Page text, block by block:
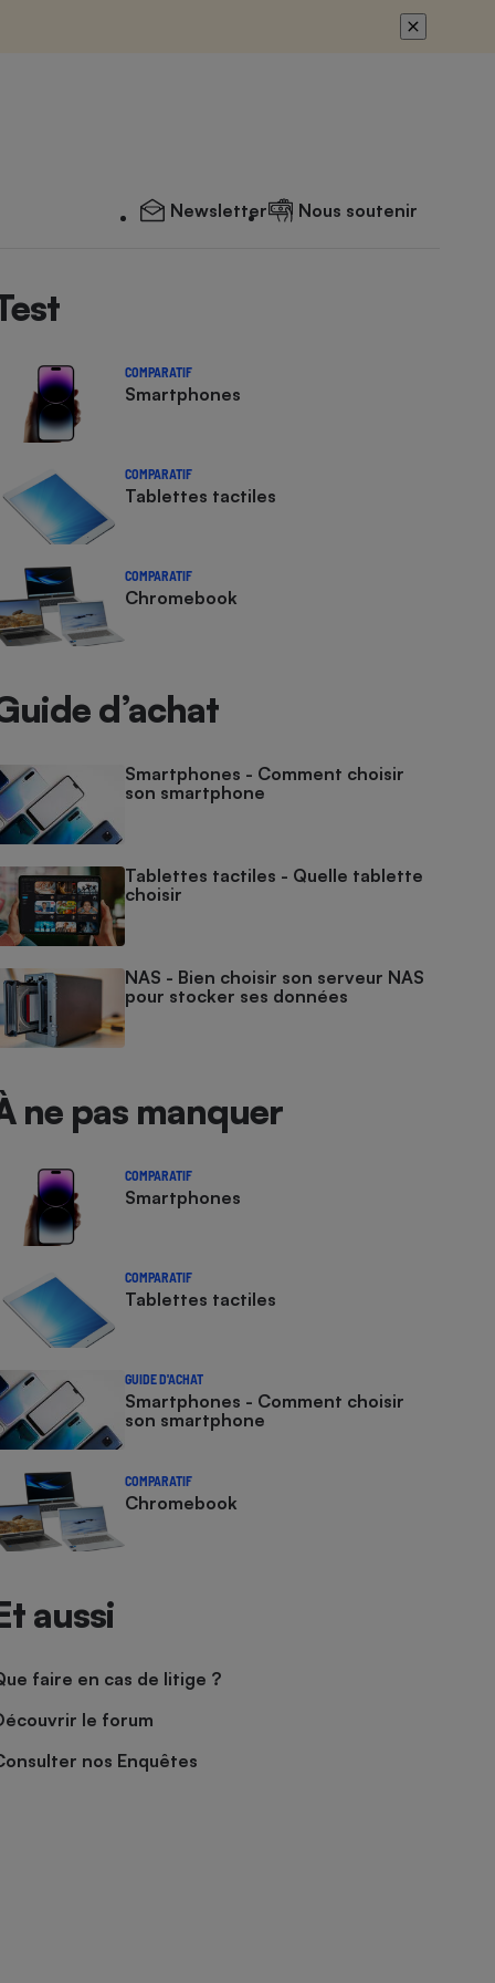
Newsletter Nous soutenir
COMPARATIF
Smartphones
COMPARATIF
Tablettes tactiles
COMPARATIF
Chromebook
d’achat
Smartphones - Comment choisir
son smartphone
Tablettes tactiles - Quelle tablette
choisir
NAS - Bien choisir son serveur NAS
pour stocker ses données
ne pas manquer
COMPARATIF
Smartphones
COMPARATIF
Tablettes tactiles
GUIDE D'ACHAT
Smartphones - Comment choisir
son smartphone
COMPARATIF
Chromebook
aussi
faire en cas de litige ?
le forum
nos Enquêtes